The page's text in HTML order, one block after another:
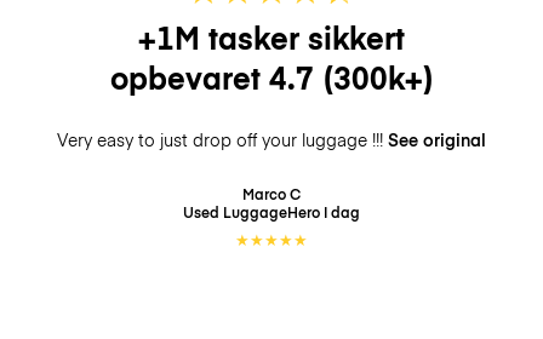
+1M tasker sikkert
opbevaret 4.7 (300k+)
Very easy to just drop off your luggage !!! See original
Marco C
Used LuggageHero I dag
★★★★★